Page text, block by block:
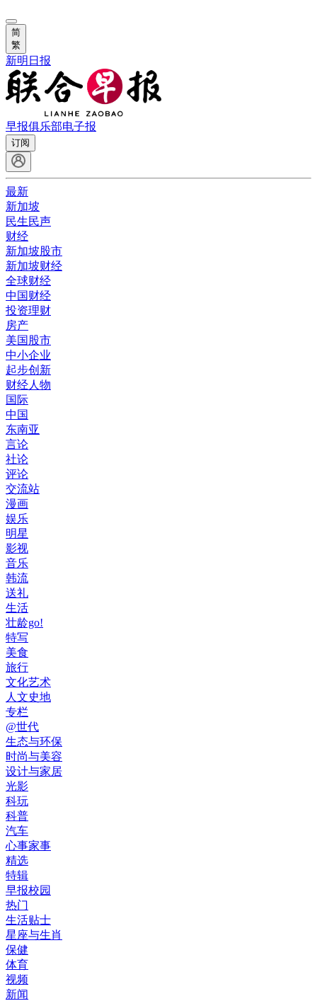
简
繁
新明日报
早报俱乐部电子报
订阅
最新
新加坡
民生民声
财经
新加坡股市
新加坡财经
全球财经
中国财经
投资理财
房产
美国股市
中小企业
起步创新
财经人物
国际
中国
东南亚
言论
社论
评论
交流站
漫画
娱乐
明星
影视
音乐
韩流
送礼
生活
壮龄go!
特写
美食
旅行
文化艺术
人文史地
专栏
@世代
生态与环保
时尚与美容
设计与家居
光影
科玩
科普
汽车
心事家事
精选
特辑
早报校园
热门
生活贴士
星座与生肖
保健
体育
视频
新闻